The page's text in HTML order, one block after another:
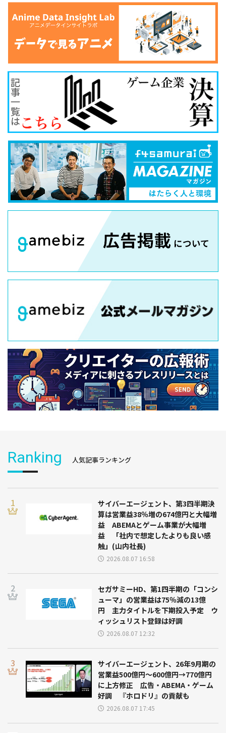
Ranking 人気記事ランキング
サイバーエージェント、第3四半期決
算は営業益38％増の674億円と大幅増
益 ABEMAとゲーム事業が大幅増
益 「社内で想定したよりも良い感
触」(山内社長)
2026.08.07 16:58
セガサミーHD、第1四半期の「コンシ
ューマ」の営業益は75％減の13億
円 主力タイトルを下期投入予定 ウ
ィッシュリスト登録は好調
2026.08.07 12:32
サイバーエージェント、26年9月期の
営業益500億円～600億円→770億円
に上方修正 広告・ABEMA・ゲーム
好調 『ホロドリ』の貢献も
2026.08.07 17:45